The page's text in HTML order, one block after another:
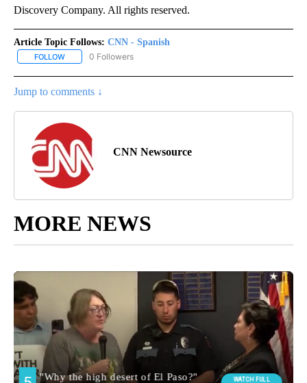
Discovery Company. All rights reserved.
Article Topic Follows: CNN - Spanish
FOLLOW FOLLOW "CNN - SPANISH" TO RECEIVE NOTIFICATIONS ABOUT
0 Followers
Jump to comments ↓
CNN Newsource
MORE NEWS